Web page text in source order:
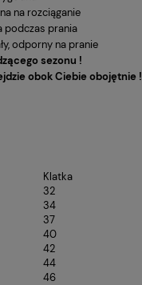
na rozciąganie
podczas prania
odporny na pranie
sezonu !
obok Ciebie obojętnie !
Klatka
32
34
37
40
42
44
46